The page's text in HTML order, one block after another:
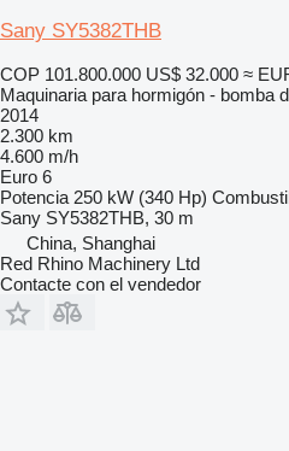
Sany SY5382THB
COP 101.800.000 US$ 32.000 ≈
Maquinaria para hormigón - bomba
2014
2.300 km
4.600 m/h
Euro 6
Potencia 250 kW (340 Hp)
Sany SY5382THB, 30 m
China, Shanghai
Red Rhino Machinery Ltd
Contacte con el vendedor